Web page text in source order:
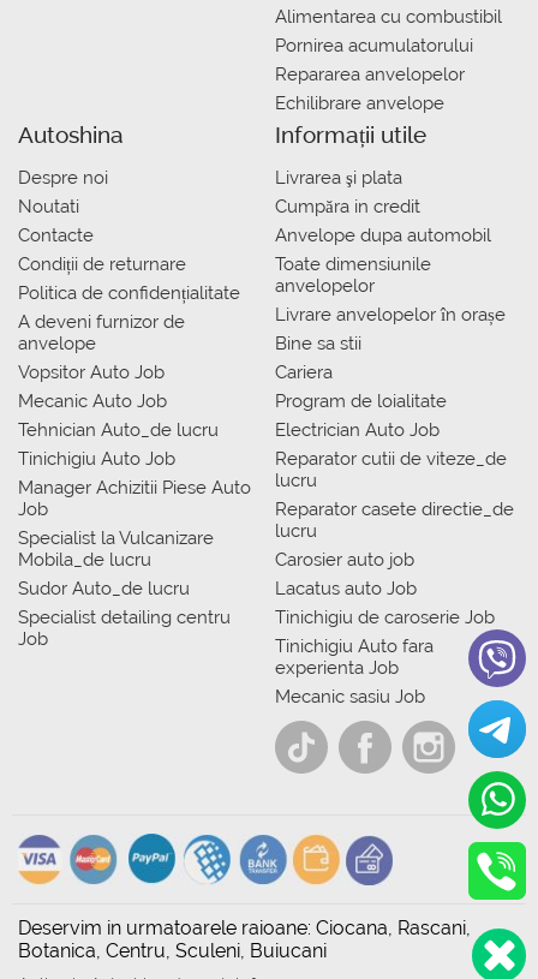
Alimentarea cu combustibil
Pornirea acumulatorului
Repararea anvelopelor
Echilibrare anvelope
Autoshina
Despre noi
Noutati
Contacte
Condiții de returnare
Politica de confidențialitate
A deveni furnizor de
anvelope
Vopsitor Auto Job
Mecanic Auto Job
Tehnician Auto_de lucru
Tinichigiu Auto Job
Manager Achizitii Piese Auto
Job
Specialist la Vulcanizare
Mobila_de lucru
Sudor Auto_de lucru
Specialist detailing centru
Job
Informații utile
Livrarea şi plata
Сumpăra in credit
Anvelope dupa automobil
Toate dimensiunile
anvelopelor
Livrare anvelopelor în orașe
Bine sa stii
Cariera
Program de loialitate
Electrician Auto Job
Reparator cutii de viteze_de
lucru
Reparator casete directie_de
lucru
Carosier auto job
Lacatus auto Job
Tinichigiu de caroserie Job
Tinichigiu Auto fara
experienta Job
Mecanic sasiu Job
Deservim in urmatoarele raioane: Ciocana, Rascani,
Botanica, Centru, Sculeni, Buiucani